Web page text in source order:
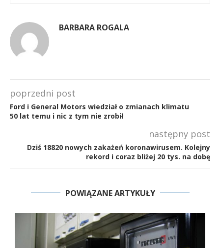
BARBARA ROGALA
poprzedni post
Ford i General Motors wiedział o zmianach klimatu
50 lat temu i nic z tym nie zrobił
następny post
Dziś 18820 nowych zakażeń koronawirusem. Kolejny
rekord i coraz bliżej 20 tys. na dobę
POWIĄZANE ARTYKUŁY